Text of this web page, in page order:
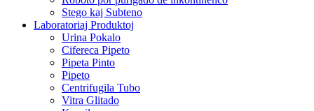
Stego kaj Subteno
Laboratoriaj Produktoj
Urina Pokalo
Cifereca Pipeto
Pipeta Pinto
Pipeto
Centrifugila Tubo
Vitra Glitado